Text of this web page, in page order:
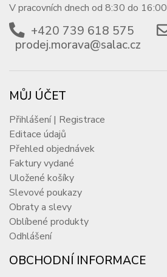
V pracovních dnech od 8:30 do 16:00
+420 739 618 575
prodej.morava@salac.cz
MŮJ ÚČET
Přihlášení | Registrace
Editace údajů
Přehled objednávek
Faktury vydané
Uložené košíky
Slevové poukazy
Obraty a slevy
Oblíbené produkty
Odhlášení
OBCHODNÍ INFORMACE